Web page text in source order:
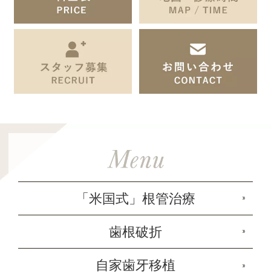
「米国式」根管治療
歯根破折
自家歯牙移植